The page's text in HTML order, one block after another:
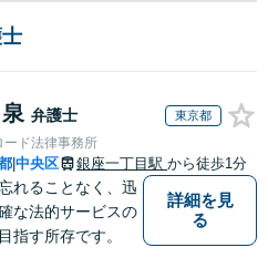
弁護士 東京都
ード法律事務所
中央区 銀座一丁目駅 から徒歩1分
れることなく、迅
な法的サービスの
指す所存です。
詳細を見
る